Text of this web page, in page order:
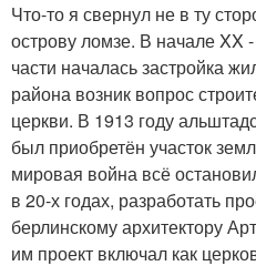
Что-то я свернул не в ту
острову ломзе. В начале XX
части началась застройка
района возник вопрос
церкви. В 1913 году
был приобретён участок
мировая война всё
в 20-х годах, разработать
берлинскому архитектору
им проект включал как